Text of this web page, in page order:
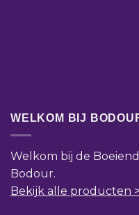
WELKOM BIJ
Welkom bij de
Bodour.
Bekijk alle producten